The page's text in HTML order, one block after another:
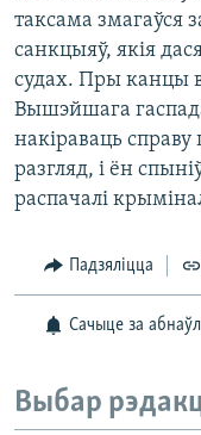
таксама змагаўся
санкцыяў, якія
судах. Пры канцы
Вышэйшага
накіраваць
разгляд, і ён
распачалі
Падзяліцца
Сачыце за
Выбар